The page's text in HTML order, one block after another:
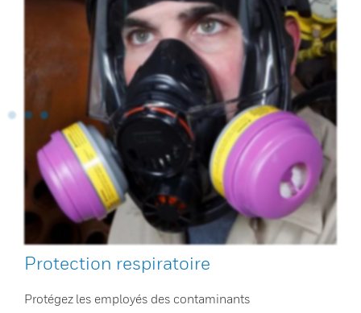
Protection respiratoire
Protégez les employés des contaminants